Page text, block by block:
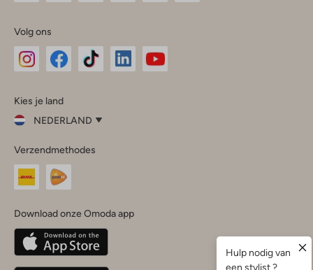
Volg ons
InstagramFacebook
Kies je land
NEDERLAND
je
land
Nederland
Belgique(Français)
Deutschland
Verzendmethodes
Download onze Omoda app